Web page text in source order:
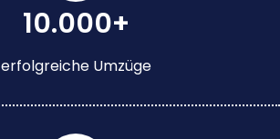
10.000+
erfolgreiche Umzüge